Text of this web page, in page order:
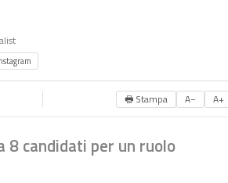
🖶 Stampa A− A+
8 candidati per un ruolo